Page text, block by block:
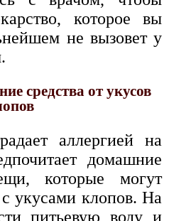
которое вы
не вызовет у
средства от укусов
аллергией на
домашние
которые могут
укусами клопов. На
питьевую воду и